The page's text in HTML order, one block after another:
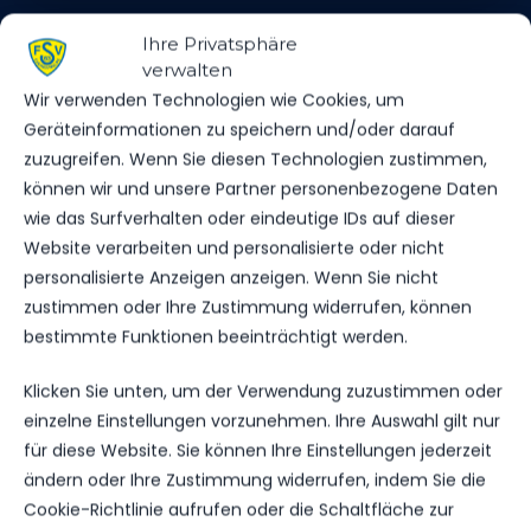
Ihre Privatsphäre
verwalten
Wir verwenden Technologien wie Cookies, um
Geräteinformationen zu speichern und/oder darauf
zuzugreifen. Wenn Sie diesen Technologien zustimmen,
können wir und unsere Partner personenbezogene Daten
wie das Surfverhalten oder eindeutige IDs auf dieser
Website verarbeiten und personalisierte oder nicht
personalisierte Anzeigen anzeigen. Wenn Sie nicht
zustimmen oder Ihre Zustimmung widerrufen, können
bestimmte Funktionen beeinträchtigt werden.
Klicken Sie unten, um der Verwendung zuzustimmen oder
einzelne Einstellungen vorzunehmen. Ihre Auswahl gilt nur
für diese Website. Sie können Ihre Einstellungen jederzeit
ändern oder Ihre Zustimmung widerrufen, indem Sie die
Cookie-Richtlinie aufrufen oder die Schaltfläche zur
SPIELSTATISTIKEN
FC CONCORDIA BUCKOW/​WALDSIEVERSDORF
VS.
FSV 63 LUCKENWALDE II
0 TORE 0
0 GELBE KARTEN 0